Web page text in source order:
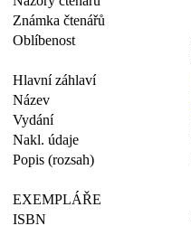
Známka čtenářů
Oblíbenost
Hlavní záhlaví
Název
Vydání
Nakl. údaje
Popis (rozsah)
EXEMPLÁŘE
ISBN